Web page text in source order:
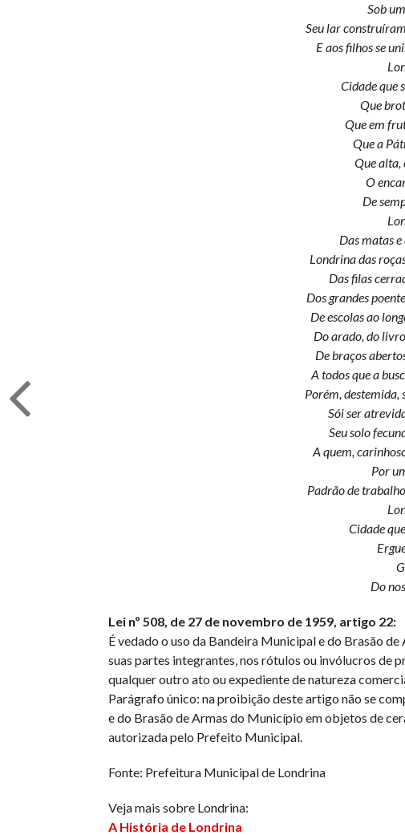
Sob
Seu lar
E aos filhos se
Cidade que
Que
Que em
Que a
Que alta,
O
De
Das matas
Londrina das
Das filas
Dos grandes
De escolas ao
Do arado, do
De braços
A todos que a
Porém, destemida,
Sói ser
Seu solo
A quem,
Por
Padrão de
Cidade
Do
Lei nº 508, de 27 de novembro de 1959, artigo 22:
É vedado o uso da Bandeira Municipal e do Brasão
suas partes integrantes, nos rótulos ou invólucros de
qualquer outro ato ou expediente de natureza
Parágrafo único: na proibição deste artigo não se
e do Brasão de Armas do Município em objetos de
autorizada pelo Prefeito Municipal.
Fonte: Prefeitura Municipal de Londrina
Veja mais sobre Londrina:
A História de Londrina